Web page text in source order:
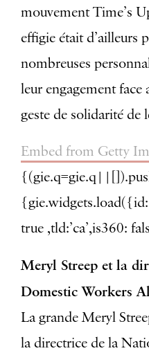
mouvement Time’s
effigie était d’ailleurs
nombreuses
leur engagement
geste de solidarité de
Embed from Getty
true ,tld:’ca’,is360:
Meryl Streep et la
Domestic Workers
La grande Meryl
la directrice de la